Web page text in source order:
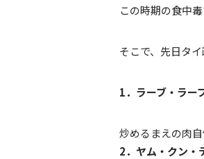
この時期の食中
そこで、先日タ
1．ラーブ・ラー
炒めるまえの肉
2．ヤム・クン・